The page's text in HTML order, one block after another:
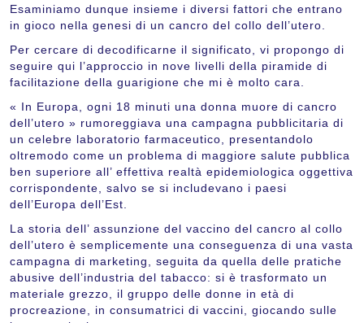
Esaminiamo dunque insieme i diversi fattori che entrano
in gioco nella genesi di un cancro del collo dell’utero.
Per cercare di decodificarne il significato, vi propongo di
seguire qui l’approccio in nove livelli della piramide di
facilitazione della guarigione che mi è molto cara.
« In Europa, ogni 18 minuti una donna muore di cancro
dell’utero » rumoreggiava una campagna pubblicitaria di
un celebre laboratorio farmaceutico, presentandolo
oltremodo come un problema di maggiore salute pubblica
ben superiore all’ effettiva realtà epidemiologica oggettiva
corrispondente, salvo se si includevano i paesi
dell’Europa dell’Est.
La storia dell’ assunzione del vaccino del cancro al collo
dell’utero è semplicemente una conseguenza di una vasta
campagna di marketing, seguita da quella delle pratiche
abusive dell’industria del tabacco: si è trasformato un
materiale grezzo, il gruppo delle donne in età di
procreazione, in consumatrici di vaccini, giocando sulle